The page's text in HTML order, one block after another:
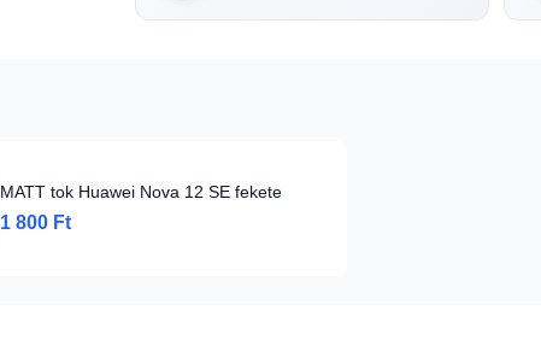
MATT tok Huawei Nova 12 SE fekete
1 800 Ft